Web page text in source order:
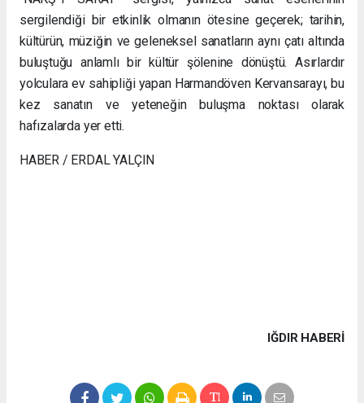
sergilendiği bir etkinlik olmanın ötesine geçerek; tarihin,
kültürün, müziğin ve geleneksel sanatların aynı çatı altında
buluştuğu anlamlı bir kültür şölenine dönüştü. Asırlardır
yolculara ev sahipliği yapan Harmandöven Kervansarayı, bu
kez sanatın ve yeteneğin buluşma noktası olarak
hafızalarda yer etti.
HABER / ERDAL YALÇIN
IĞDIR HABERİ